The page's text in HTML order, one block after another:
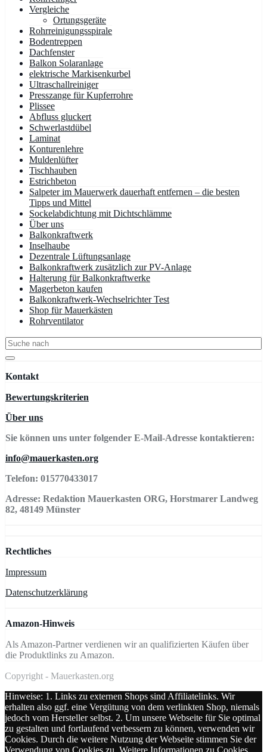
Vergleiche
Ortungsgeräte
Rohrreinigungsspirale
Bodentreppen
Dachfenster
Balkon Solaranlage
elektrische Markisenkurbel
Ultraschallreiniger
Presszange für Kupferrohre
Plissee
Abfluss gluckert
Schwerlastdübel
Laminat
Konturenlehre
Muldenlüfter
Tischhauben
Estrichbeton
Salpeter im Mauerwerk dauerhaft entfernen – die besten
Tipps und Mittel
Sockelabdichtung mit Dichtschlämme
Über uns
Balkonkraftwerk
Inselhaube
Dezentrale Lüftungsanlage
Balkonkraftwerk zusätzlich zur PV-Anlage
Halterung für Balkonkraftwerke
Magerbeton kaufen
Balkonkraftwerk-Wechselrichter Test
Shop für Mauerkästen
Rohrventilator
Kontakt
Bewertungskriterien
Über uns
Sie können uns unter folgender E-Mail-Adresse kontaktieren:
info@mauerkasten.org
Telefon: 015770433017
Adresse: Redaktion Mauerkasten ORG, Horstmarer Landweg
82, 48149 Münster
Rechtliches
Impressum
Datenschutzerklärung
Amazon-Hinweis
Als Amazon-Partner verdienen wir an qualifizierten Käufen über
die Produktlinks zu Amazon.
Copyright - Mauerkasten.org
Hinweise: 1. Links zu externen Shops sind Affiliatelinks. Wir
erhalten also ggf. eine Vergütung von dem verlinkten Shop, niemals
jedoch vom Hersteller selbst. 2. Um unsere Webseite für Sie optimal
zu gestalten und fortlaufend verbessern zu können, verwenden wir
Cookies. Durch die weitere Nutzung der Webseite stimmen Sie der